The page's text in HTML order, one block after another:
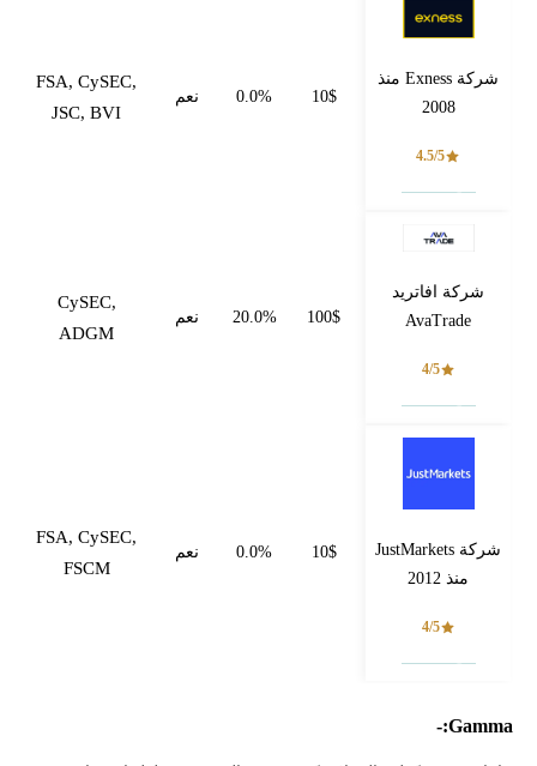
شركة Exness منذ
2008
4.5/5
10$
0.0% نعم
FSA, CySEC,
JSC, BVI
شركة افاتريد
AvaTrade
4/5
100$
20.0% نعم
CySEC,
ADGM
شركة JustMarkets
منذ 2012
4/5
10$
0.0% نعم
FSA, CySEC,
FSCM
Gamma:-